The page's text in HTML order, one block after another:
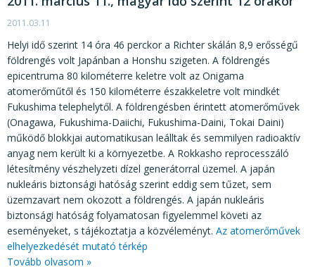
SAJTÓSZOBA
BEMUTATKOZÁS
FELADATOK
KÖZÉRDEKŰ ADATOK
JOGI SZABÁLYOZÁS, ÚTMUTATÓK
KIADVÁNYOK, JELENTÉSEK
NYOMTATVÁNYOK, SZOFTVEREK
E-ÜGYINTÉZÉS
2011.03.11
Helyi idő szerint 14 óra 46 perckor a Richter skálán 8,9 erősségű
földrengés volt Japánban a Honshu szigeten. A földrengés
epicentruma 80 kilométerre keletre volt az Onigama
atomerőműtől és 150 kilométerre északkeletre volt mindkét
Fukushima telephelytől. A földrengésben érintett atomerőművek
(Onagawa, Fukushima-Daiichi, Fukushima-Daini, Tokai Daini)
működő blokkjai automatikusan leálltak és semmilyen radioaktív
anyag nem került ki a környezetbe. A Rokkasho reprocesszáló
létesítmény vészhelyzeti dízel generátorral üzemel. A japán
nukleáris biztonsági hatóság szerint eddig sem tűzet, sem
üzemzavart nem okozott a földrengés. A japán nukleáris
biztonsági hatóság folyamatosan figyelemmel követi az
eseményeket, s tájékoztatja a közvéleményt. Az atomerőművek
elhelyezkedését mutató térkép
Tovább olvasom »